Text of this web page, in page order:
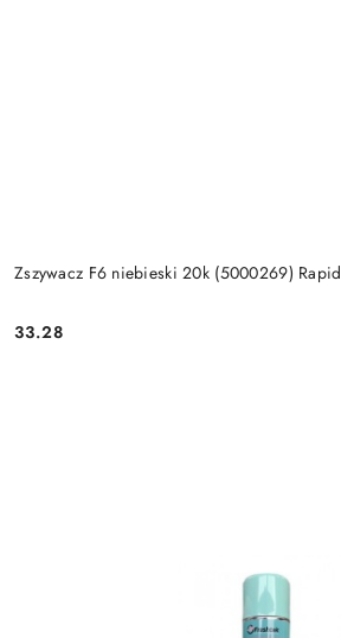
Zszywacz F6 niebieski 20k (5000269) Rapid
Cena:
33.28